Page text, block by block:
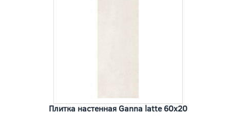
Плитка настенная Ganna latte 60x20